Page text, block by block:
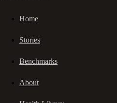
Home
Stories
Benchmarks
About